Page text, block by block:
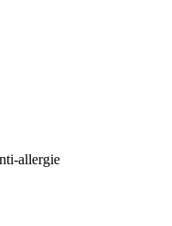
allergie